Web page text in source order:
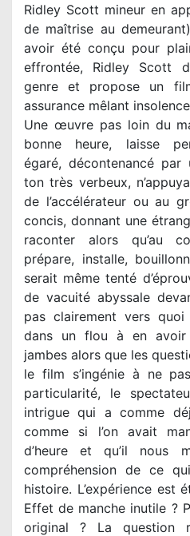
Ridley Scott mineur en
de maîtrise au demeurant)
avoir été conçu pour
effrontée, Ridley Scott
genre et propose un
assurance mêlant
Une œuvre pas loin du
bonne heure, laisse
égaré, décontenancé
ton très verbeux,
de l’accélérateur ou au
concis, donnant une
raconter alors qu’au
prépare, installe,
serait même tenté
de vacuité abyssale
pas clairement vers
dans un flou à en
jambes alors que les
le film s’ingénie à ne
particularité, le
intrigue qui a comme
comme si l’on avait
d’heure et qu’il nous
compréhension de ce
histoire. L’expérience est
Effet de manche inutile ?
original ? La question